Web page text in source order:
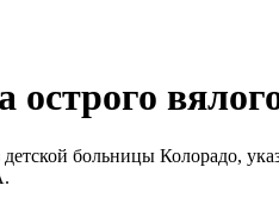
больницы Колорадо,